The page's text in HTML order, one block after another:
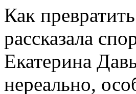
Как
рассказала
Екатерина
нереально,